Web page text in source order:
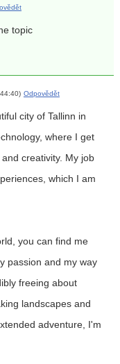
topic
Odpovědět
city of Tallinn in
where I get
creativity. My job
which I am
you can find me
passion and my way
freeing about
landscapes and
adventure, I'm